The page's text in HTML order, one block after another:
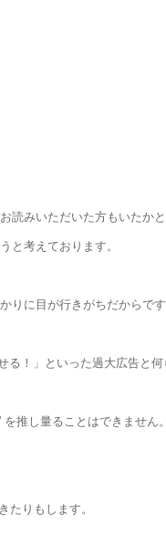
みいただいた方もいたかと
と考えております。
りに目が行きがちだからです
！」といった過大広告と何
推し量ることはできません。
りもします。